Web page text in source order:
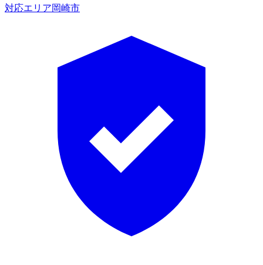
対応エリア岡崎市